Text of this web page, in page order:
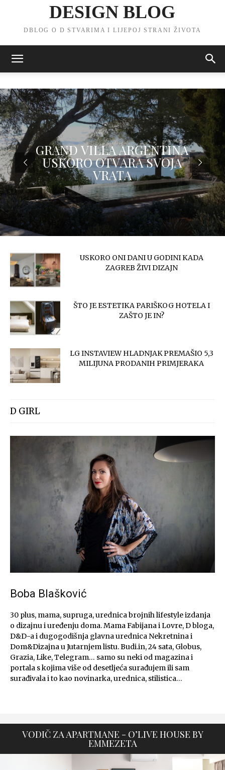
DESIGN BLOG
DBLOG O D STVARIMA I LIJEPOJ STRANI ŽIVOTA
GRANDVILLA ARGENTINA
USKOROOTVARASVOJA
VRATA
USKORO ONI DANI U GODINI KADA
ZAGREB ŽIVI DIZAJN
ŠTO JE ESTETIKA PARIŠKOG HOTELA I
ZAŠTO JE IN?
LG INSTAVIEW HLADNJAK PREMAŠIO 5,3
MILIJUNA PRODANIH PRIMJERAKA
D GIRL
Boba Blašković
30 plus, mama, supruga, urednica brojnih lifestyle izdanja
o dizajnu i uređenju doma. Mama Fabijana i Lovre, D bloga,
D&D-a i dugogodišnja glavna urednica Nekretnina i
Dom&Dizajna u Jutarnjem listu. Budi.in, 24 sata, Globus,
Grazia, Like, Telegram… samo su neki od magazina i
portala s kojima više od desetljeća surađujem ili sam
surađivala i to kao novinarka, urednica, stilistica…
VODIČ ZA APARTMANE - O’LIVE HOUSE BY
EMMEZETA